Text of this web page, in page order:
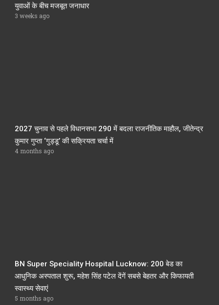
युवाओं के बीच मजबूत जनाधार
3 weeks ago
2027 चुनाव से पहले विधानसभा 290 में बदला राजनीतिक माहौल, जीतेन्द्र
कुमार गुप्ता ‘गुड्डू’ की सक्रियता चर्चा में
4 months ago
BN Super Speciality Hospital Lucknow: 200 बेड का
आधुनिक अस्पताल शुरू, महेश सिंह पटेल देंगें सबसे बेहतर और किफायती
स्वास्थ्य सेवाएं
5 months ago